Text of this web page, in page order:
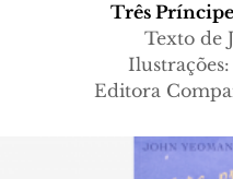
Três
Texto de
Editora